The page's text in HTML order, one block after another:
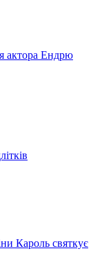
актора Ендрю
Кароль святкує